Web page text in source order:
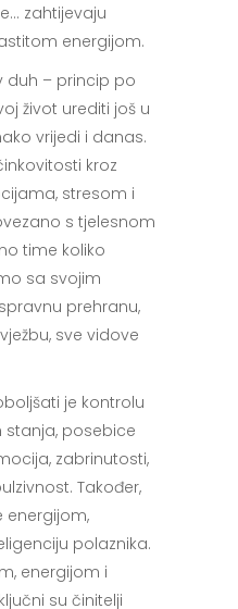
zahtijevaju
energijom.
duh – princip po
život urediti još u
vrijedi i danas.
kroz
stresom i
s tjelesnom
time koliko
sa svojim
prehranu,
sve vidove
je kontrolu
posebice
zabrinutosti,
Također,
energijom,
polaznika.
energijom i
su činitelji